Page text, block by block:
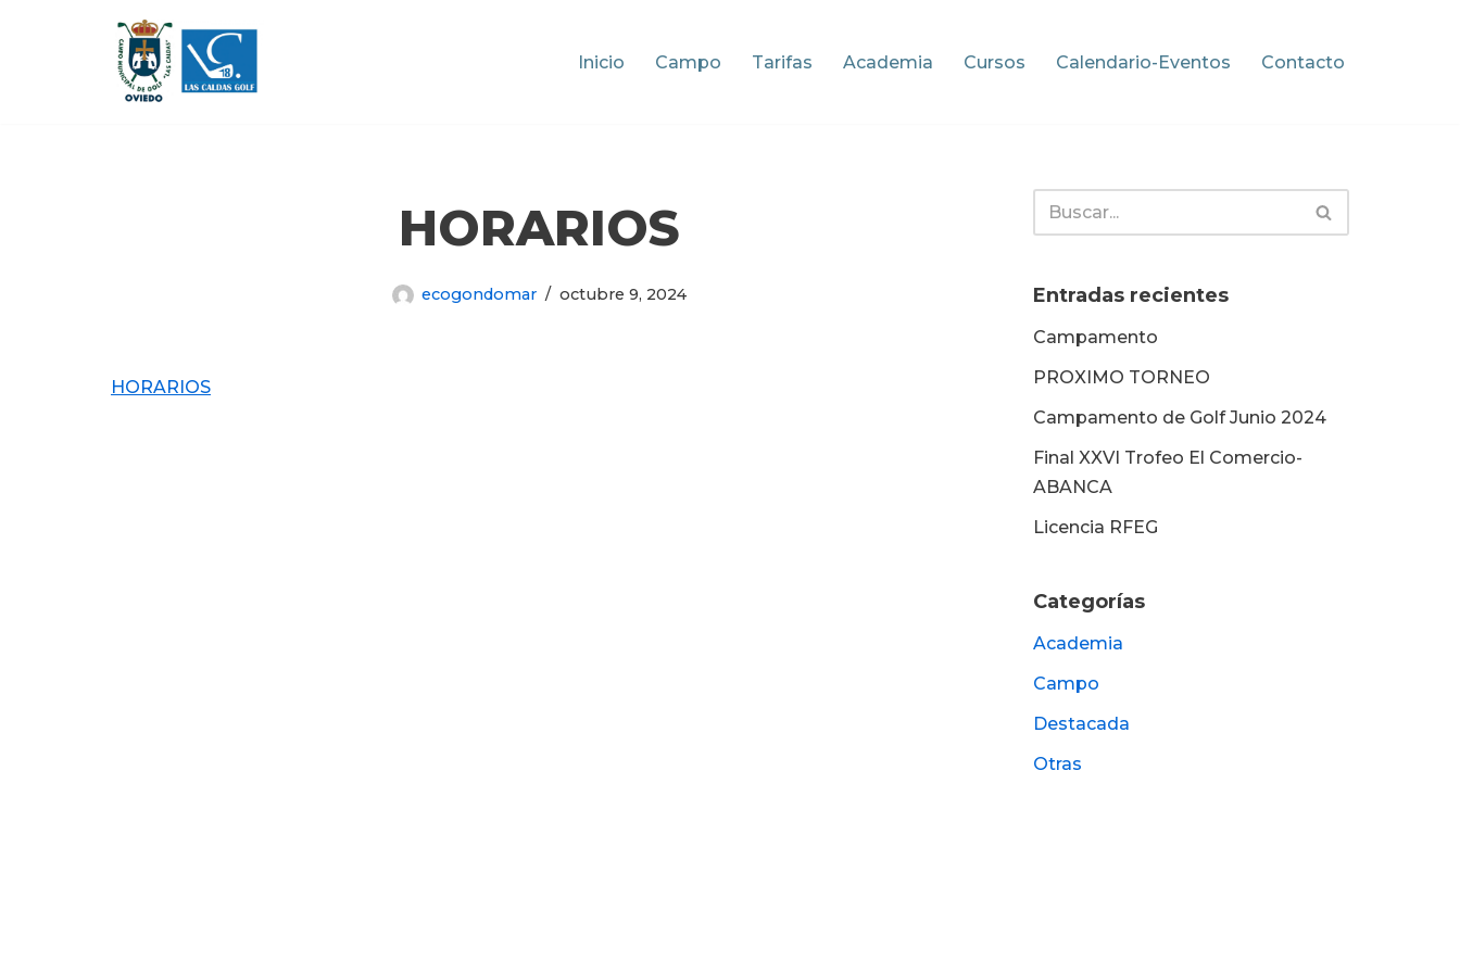
Inicio Campo Tarifas Academia Cursos Calendario-Eventos Contacto
HORARIOS
ecogondomar octubre 9, 2024
HORARIOS
Entradas recientes
Campamento
PROXIMO TORNEO
Campamento de Golf Junio 2024
Final XXVI Trofeo El Comercio-
ABANCA
Licencia RFEG
Categorías
Academia
Campo
Destacada
Otras